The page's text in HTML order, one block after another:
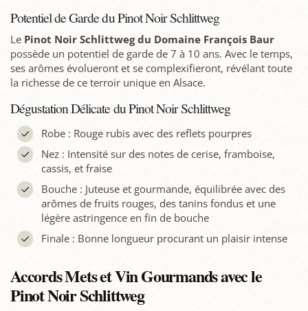
Potentiel de Garde du Pinot Noir Schlittweg
Le Pinot Noir Schlittweg du Domaine François Baur
possède un potentiel de garde de 7 à 10 ans. Avec le temps,
ses arômes évolueront et se complexifieront, révélant toute
la richesse de ce terroir unique en Alsace.
Dégustation Délicate du Pinot Noir Schlittweg
Robe : Rouge rubis avec des reflets pourpres
Nez : Intensité sur des notes de cerise, framboise,
cassis, et fraise
Bouche : Juteuse et gourmande, équilibrée avec des
arômes de fruits rouges, des tanins fondus et une
légère astringence en fin de bouche
Finale : Bonne longueur procurant un plaisir intense
Accords Mets et Vin Gourmands avec le
Pinot Noir Schlittweg